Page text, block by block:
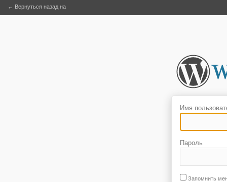
Имя
Пароль
Запомнить
← Вернуться назад на